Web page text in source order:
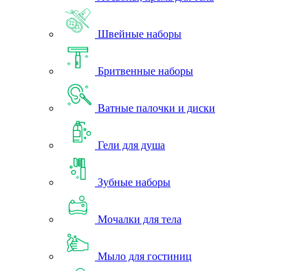
Швейные наборы
Бритвенные наборы
Ватные палочки и диски
Гели для душа
Зубные наборы
Мочалки для тела
Мыло для гостиниц